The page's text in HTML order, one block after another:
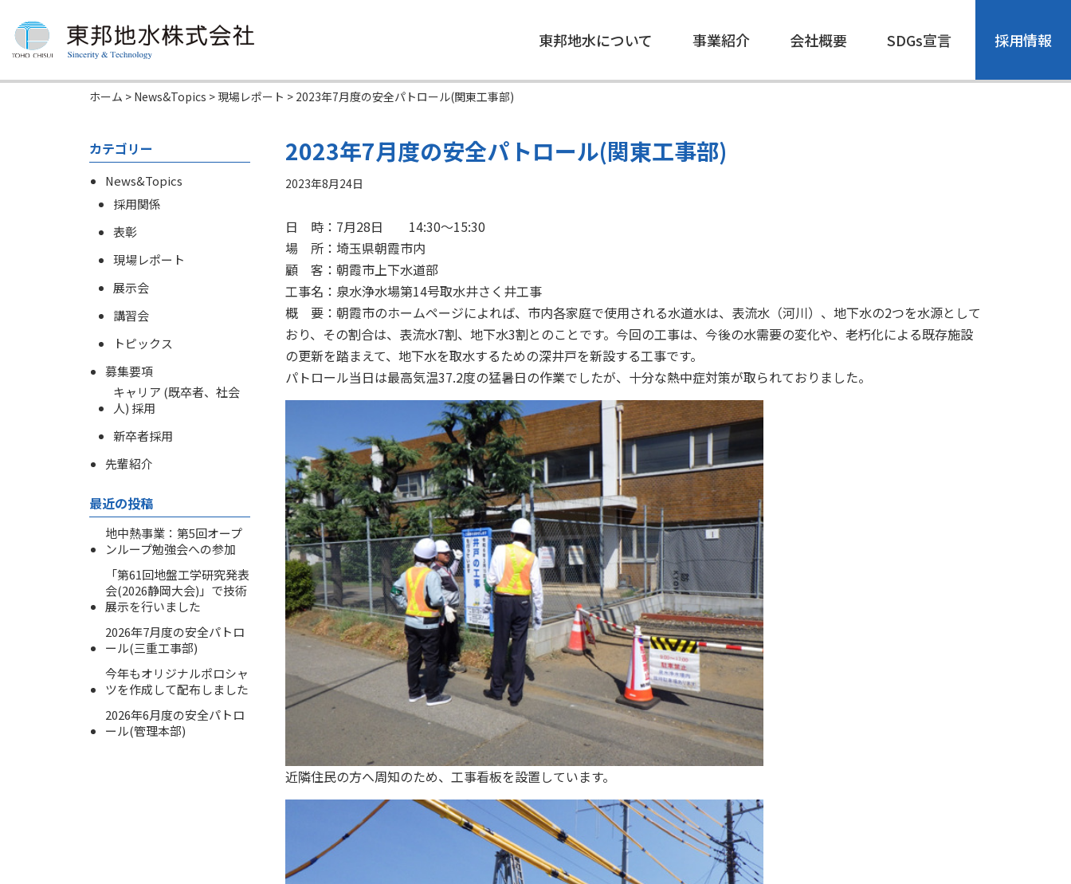
東邦地水について 事業紹介 会社概要 SDGs宣言 採用情報
ホーム > News&Topics > 現場レポート > 2023年7月度の安全パトロール(関東工事部)
2023年7月度の安全パトロール(関東工事部)
2023年8月24日
日 時：7月28日 14:30～15:30
場 所：埼玉県朝霞市内
顧 客：朝霞市上下水道部
工事名：泉水浄水場第14号取水井さく井工事
概 要：朝霞市のホームページによれば、市内各家庭で使用される水道水は、表流水（河川）、地下水の2つを水源として
おり、その割合は、表流水7割、地下水3割とのことです。今回の工事は、今後の水需要の変化や、老朽化による既存施設
の更新を踏まえて、地下水を取水するための深井戸を新設する工事です。
パトロール当日は最高気温37.2度の猛暑日の作業でしたが、十分な熱中症対策が取られておりました。
近隣住民の方へ周知のため、工事看板を設置しています。
カテゴリー
News&Topics
採用関係
表彰
現場レポート
展示会
講習会
トピックス
募集要項
キャリア (既卒者、社会
人) 採用
新卒者採用
先輩紹介
最近の投稿
地中熱事業：第5回オープ
ンループ勉強会への参加
「第61回地盤工学研究発表
会(2026静岡大会)」で技術
展示を行いました
2026年7月度の安全パトロ
ール(三重工事部)
今年もオリジナルポロシャ
ツを作成して配布しました
2026年6月度の安全パトロ
ール(管理本部)